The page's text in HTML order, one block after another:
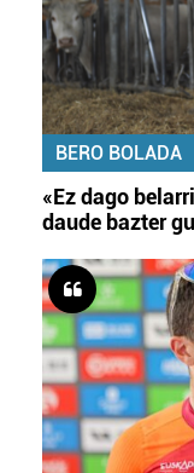
BERO BOLADA
«Ez dago
daude bazter